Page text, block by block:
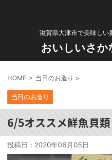
滋賀県大津市で美味しい
おいしいさ
HOME > 当日のお造り >
当日のお造り
6/5オススメ鮮魚貝類
投稿日： 2020年06月05日